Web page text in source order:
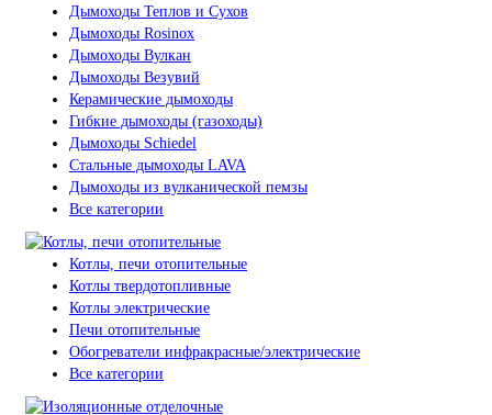
Дымоходы Теплов и Сухов
Дымоходы Rosinox
Дымоходы Вулкан
Дымоходы Везувий
Керамические дымоходы
Гибкие дымоходы (газоходы)
Дымоходы Schiedel
Стальные дымоходы LAVA
Дымоходы из вулканической пемзы
Все категории
Котлы, печи отопительные
Котлы твердотопливные
Котлы электрические
Печи отопительные
Обогреватели инфракрасные/электрические
Все категории